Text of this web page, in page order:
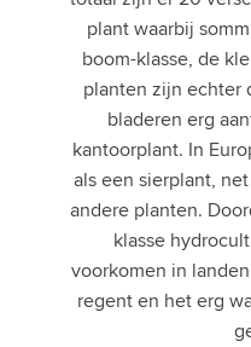
plant waarbij
boom-klasse, de
planten zijn echter
bladeren erg
kantoorplant. In
als een sierplant,
andere planten.
klasse
voorkomen in
regent en het erg